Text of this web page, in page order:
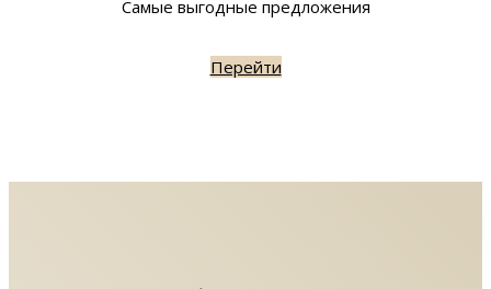
Самые выгодные предложения
Перейти